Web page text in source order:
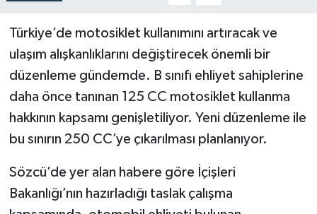
Türkiye’de motosiklet kullanımını artıracak ve
ulaşım alışkanlıklarını değiştirecek önemli bir
düzenleme gündemde. B sınıfı ehliyet sahiplerine
daha önce tanınan 125 CC motosiklet kullanma
hakkının kapsamı genişletiliyor. Yeni düzenleme ile
bu sınırın 250 CC’ye çıkarılması planlanıyor.
Sözcü’de yer alan habere göre İçişleri
Bakanlığı’nın hazırladığı taslak çalışma